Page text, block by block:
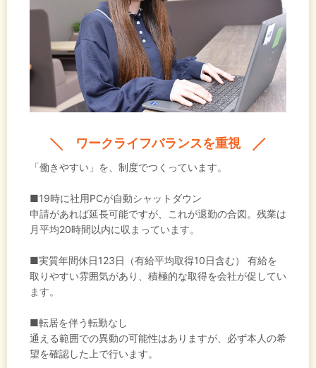
ワークライフバランスを重視
「働きやすい」を、制度でつくっています。
■19時に社用PCが自動シャットダウン
申請があれば延長可能ですが、これが退勤の合図。残業は
月平均20時間以内に収まっています。
■実質年間休日123日（有給平均取得10日含む） 有給を
取りやすい雰囲気があり、積極的な取得を会社が促してい
ます。
■転居を伴う転勤なし
通える範囲での異動の可能性はありますが、必ず本人の希
望を確認した上で行います。